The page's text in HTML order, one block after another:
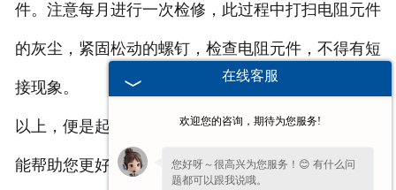
件。注意每月进行一次检修，此过程中打扫电阻元件
的灰尘，紧固松动的螺钉，检查电阻元件，不得有短
接现象。
以上，便是起重机电阻器运行环境的一些要求，希望
能帮助您更好地使用起重机电阻器，更多详情您可继
在线客服
欢迎您的咨询，期待为您服务!
您好呀～很高兴为您服务！😊 有什么问
题都可以跟我说哦。